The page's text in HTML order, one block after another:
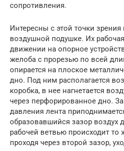
сопротивления.
Интересны с этой точки
воздушной подушке. Их
движении на опорное
желоба с прорезью по всей
опирается на плоское
дно. Под ним располагается
коробка, в нее нагнетается
через перфорированное дно.
давления лента
образовавшийся зазор воздух
рабочей ветвью происходит то
проходя через второй зазор,